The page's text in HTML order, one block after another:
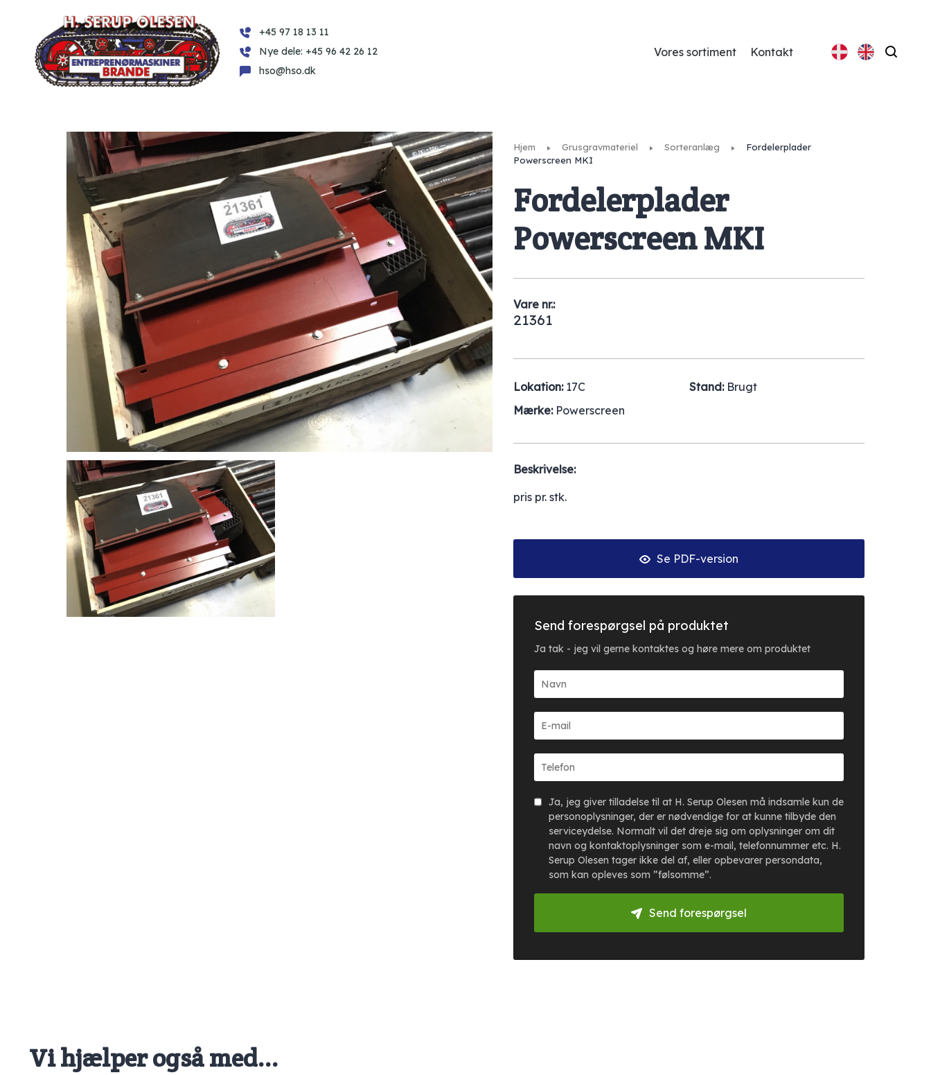
+45 97 18 13 11
Nye dele: +45 96 42 26 12
hso@hso.dk
Vores sortiment Kontakt Søg
Hjem Grusgravmateriel Sorteranlæg
Fordelerplader
Powerscreen MKI
Fordelerplader
Powerscreen MKI
Vare nr.:
21361
Lokation: 17C Stand: Brugt
Mærke: Powerscreen
Beskrivelse:
pris pr. stk.
Se PDF-version
Send forespørgsel på produktet
Ja tak - jeg vil gerne kontaktes og høre mere om produktet
Ja, jeg giver tilladelse til at H. Serup Olesen må indsamle kun de
personoplysninger, der er nødvendige for at kunne tilbyde den
serviceydelse. Normalt vil det dreje sig om oplysninger om dit
navn og kontaktoplysninger som e-mail, telefonnummer etc. H.
Serup Olesen tager ikke del af, eller opbevarer persondata,
som kan opleves som ”følsomme”.
Send forespørgsel
Vi hjælper også med...